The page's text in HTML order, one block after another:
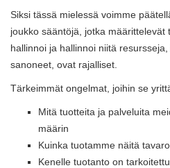
Siksi tässä mielessä voimme
joukko sääntöjä, jotka määrittelevät
hallinnoi ja hallinnoi niitä
sanoneet, ovat rajalliset.
Tärkeimmät ongelmat, joihin se
Mitä tuotteita ja palveluita
määrin
Kuinka tuotamme näitä
Kenelle tuotanto on